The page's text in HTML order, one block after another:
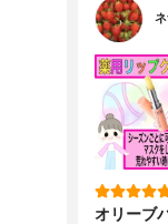
オリーブ